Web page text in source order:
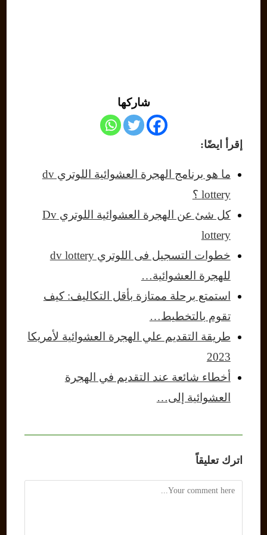
شاركها
إقرأ ايضًا:
ما هو برنامج الهجرة العشوائية اللوتري dv
lottery ؟
كل شئ عن الهجرة العشوائية اللوتري Dv
lottery
خطوات التسجيل فى اللوتري dv lottery
للهجرة العشوائية…
استمتع برحلة ممتازة بأقل التكاليف: كيف
تقوم بالتخطيط…
طريقة التقديم علي الهجرة العشوائية لأمريكا
2023
أخطاء شائعة عند التقديم في الهجرة
العشوائية إلى…
اترك تعليقاً
Comment